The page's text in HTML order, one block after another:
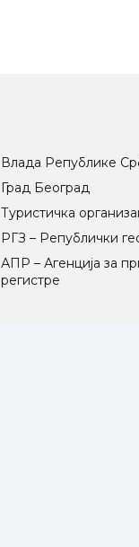
Влада Републике
Град Београд
Туристичка
РГЗ – Републички
АПР – Агенција за
регистре